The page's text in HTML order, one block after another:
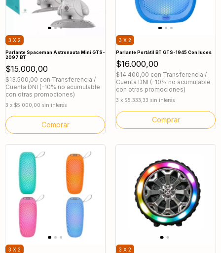
3 X 2
Parlante Spaceman Astronauta Mini GTS-
2097 BT
$15.000,00
$13.500,00 con Transferencia /
Cuenta DNI (-10% no acumulable
con otras promociones)
3 x $5.000,00 sin interés
3 X 2
Parlante Portátil BT GTS-1945 Con luces
$16.000,00
$14.400,00 con Transferencia /
Cuenta DNI (-10% no acumulable
con otras promociones)
3 x $5.333,33 sin interés
Comprar
3 X 2 3 X 2